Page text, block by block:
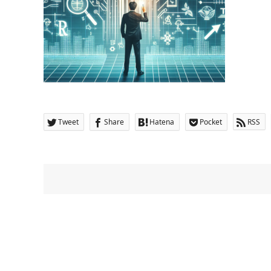
Tweet Share Hatena Pocket RSS